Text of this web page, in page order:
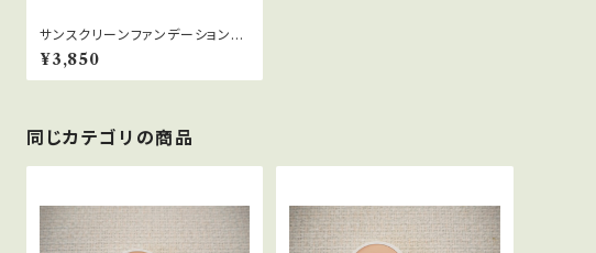
サンスクリーンファンデーションナ
チュラル
¥3,850
同じカテゴリの商品